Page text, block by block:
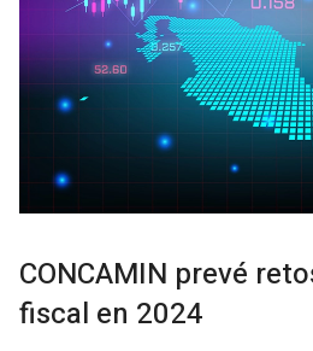
CONCAMIN prevé
fiscal en 2024